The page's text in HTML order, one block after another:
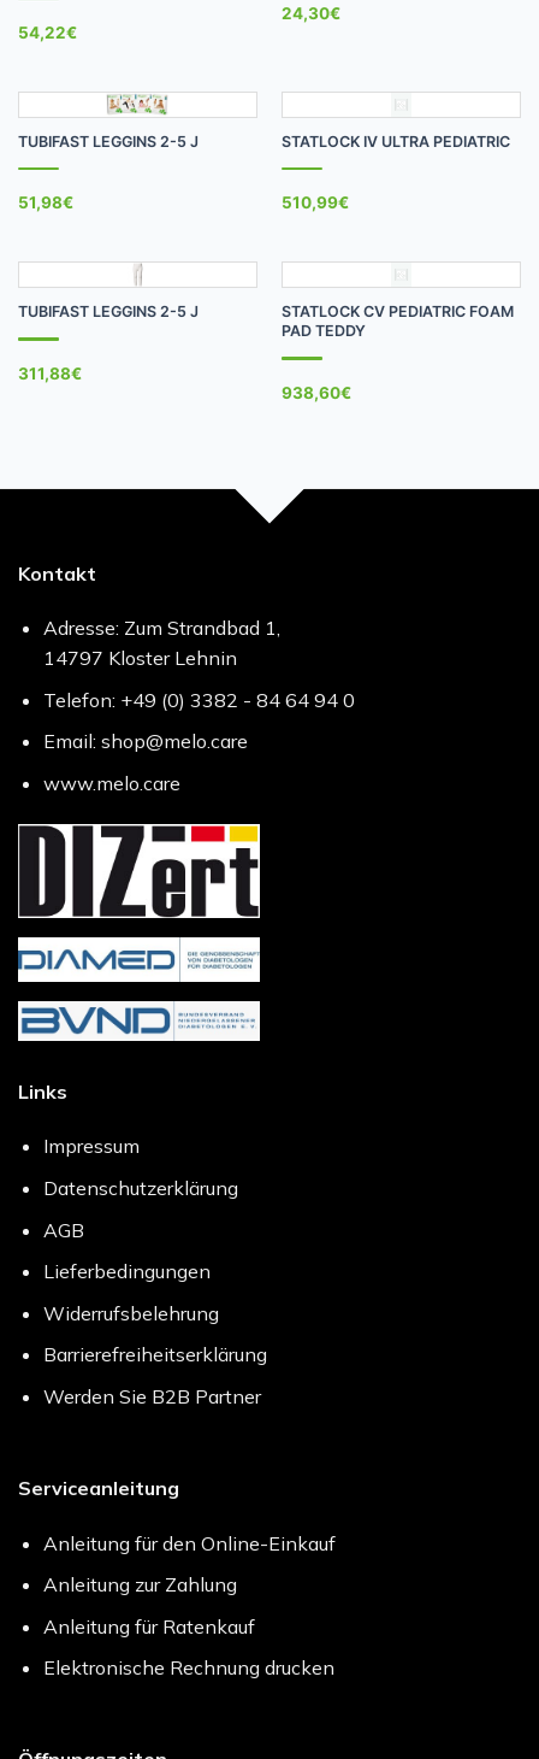
54,22€
24,30€
TUBIFAST LEGGINS 2-5 J
51,98€
STATLOCK IV ULTRA PEDIATRIC
510,99€
TUBIFAST LEGGINS 2-5 J
311,88€
STATLOCK CV PEDIATRIC FOAM
PAD TEDDY
938,60€
Kontakt
Adresse: Zum Strandbad 1,
14797 Kloster Lehnin
Telefon: +49 (0) 3382 - 84 64 94 0
Email: shop@melo.care
www.melo.care
Links
Impressum
Datenschutzerklärung
AGB
Lieferbedingungen
Widerrufsbelehrung
Barrierefreiheitserklärung
Werden Sie B2B Partner
Serviceanleitung
Anleitung für den Online-Einkauf
Anleitung zur Zahlung
Anleitung für Ratenkauf
Elektronische Rechnung drucken